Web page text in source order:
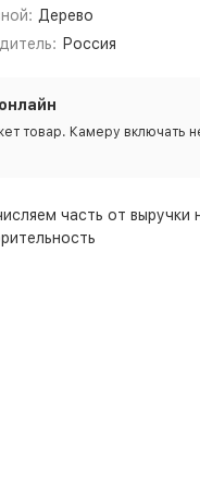
Дерево
Россия
товар. Камеру включать
часть от выручки